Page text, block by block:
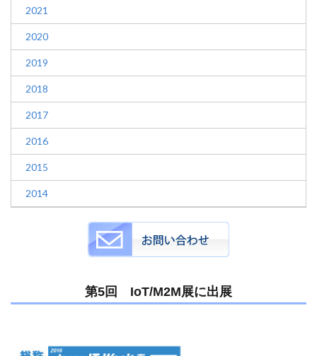
2021
2020
2019
2018
2017
2016
2015
2014
第5回 IoT/M2M展に出展